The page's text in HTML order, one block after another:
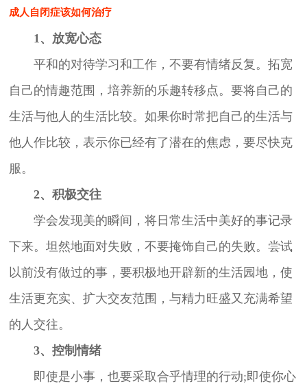
成人自闭症该如何治疗
1、放宽心态
平和的对待学习和工作，不要有情绪反复。拓宽
自己的情趣范围，培养新的乐趣转移点。要将自己的
生活与他人的生活比较。如果你时常把自己的生活与
他人作比较，表示你已经有了潜在的焦虑，要尽快克
服。
2、积极交往
学会发现美的瞬间，将日常生活中美好的事记录
下来。坦然地面对失败，不要掩饰自己的失败。尝试
以前没有做过的事，要积极地开辟新的生活园地，使
生活更充实、扩大交友范围，与精力旺盛又充满希望
的人交往。
3、控制情绪
即使是小事，也要采取合乎情理的行动;即使你心